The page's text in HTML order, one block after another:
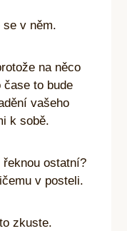
se v něm.
na něco
to bude
vašeho
k sobě.
ostatní?
v posteli.
zkuste.